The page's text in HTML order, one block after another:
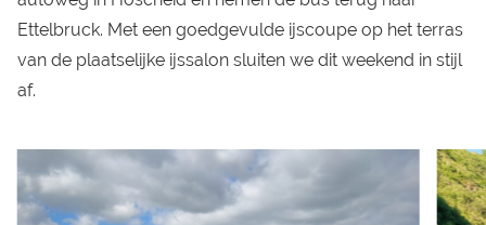
Ettelbruck. Met een goedgevulde ijscoupe op het terras
van de plaatselijke ijssalon sluiten we dit weekend in stijl
af.